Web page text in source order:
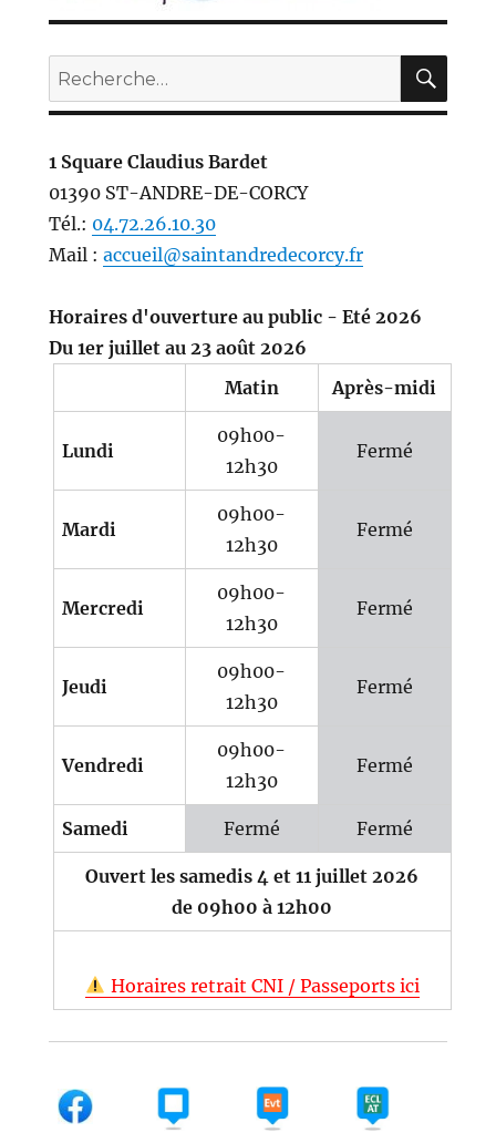
Recherche
pour :
1 Square Claudius Bardet
01390 ST-ANDRE-DE-CORCY
Tél.: 04.72.26.10.30
Mail : accueil@saintandredecorcy.fr
Horaires d'ouverture au public - Eté 2026
Du 1er juillet au 23 août 2026
Matin
Après-midi
Lundi
09h00-
12h30
Fermé
Mardi
09h00-
12h30
Fermé
Mercredi
09h00-
12h30
Fermé
Jeudi
09h00-
12h30
Fermé
Vendredi
09h00-
12h30
Fermé
Samedi Fermé Fermé
Ouvert les samedis 4 et 11 juillet 2026
de 09h00 à 12h00
Horaires retrait CNI / Passeports ici